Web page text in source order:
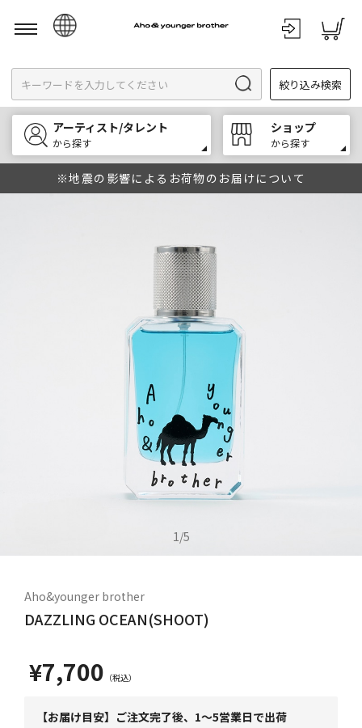
English
한국어
中文
絞り込み検索
アーティスト/タレント
から探す
ショップ
から探す
※地震の影響によるお荷物のお届けについて
1/5
Aho&younger brother
DAZZLING OCEAN(SHOOT)
¥7,700
【お届け目安】ご注文完了後、1～5営業日で出荷